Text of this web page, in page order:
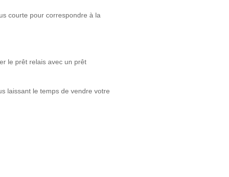
courte pour correspondre à la
le prêt relais avec un prêt
laissant le temps de vendre votre